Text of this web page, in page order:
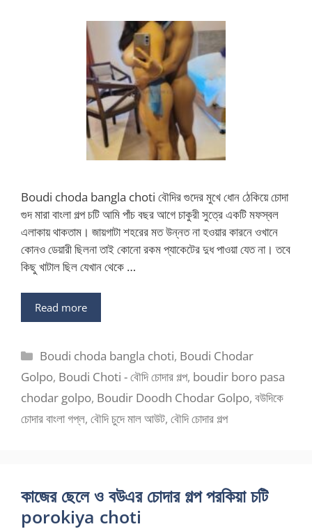
Boudi choda bangla choti বৌদির গুদের মুখে ধোন ঠেকিয়ে চোদা
গুদ মারা বাংলা গল্প চটি আমি পাঁচ বছর আগে চাকুরী সুত্রে একটি মফস্বল
এলাকায় থাকতাম। জায়গাটা শহরের মত উন্নত না হওয়ার কারনে ওখানে
কোনও ডেয়ারী ছিলনা তাই কোনো রকম প্যাকেটের দুধ পাওয়া যেত না। তবে
কিছু খাটাল ছিল যেখান থেকে …
Read more
Categories
Boudi choda bangla choti, Boudi Chodar
Golpo, Boudi Choti - বৌদি চোদার গল্প, boudir boro pasa
chodar golpo, Boudir Doodh Chodar Golpo, বউদিকে
চোদার বাংলা গপ্ল, বৌদি চুদে মাল আউট, বৌদি চোদার গল্প
কাজের ছেলে ও বউএর চোদার গল্প পরকিয়া চটি
porokiya choti